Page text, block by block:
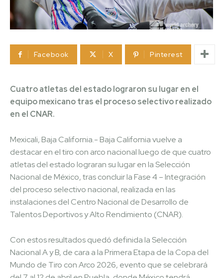
Facebook X Pinterest
Cuatro atletas del estado lograron su lugar en el
equipo mexicano tras el proceso selectivo realizado
en el CNAR.
Mexicali, Baja California.- Baja California vuelve a
destacar en el tiro con arco nacional luego de que cuatro
atletas del estado lograran su lugar en la Selección
Nacional de México, tras concluir la Fase 4 – Integración
del proceso selectivo nacional, realizada en las
instalaciones del Centro Nacional de Desarrollo de
Talentos Deportivos y Alto Rendimiento (CNAR).
Con estos resultados quedó definida la Selección
Nacional A y B, de cara a la Primera Etapa de la Copa del
Mundo de Tiro con Arco 2026, evento que se celebrará